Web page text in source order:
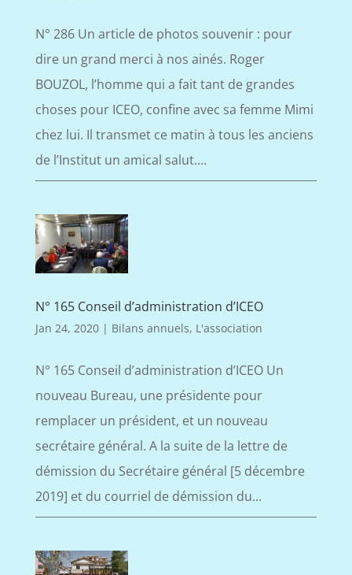
N° 286 Un article de photos souvenir : pour
dire un grand merci à nos ainés. Roger
BOUZOL, l’homme qui a fait tant de grandes
choses pour ICEO, confine avec sa femme Mimi
chez lui. Il transmet ce matin à tous les anciens
de l’Institut un amical salut....
N° 165 Conseil d’administration d’ICEO
Jan 24, 2020| Bilans annuels, L'association
N° 165 Conseil d’administration d’ICEO Un
nouveau Bureau, une présidente pour
remplacer un président, et un nouveau
secrétaire général. A la suite de la lettre de
démission du Secrétaire général [5 décembre
2019] et du courriel de démission du...